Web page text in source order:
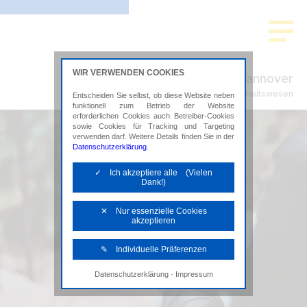
ADVISION Hannover
Steuerberatung im Gesundheitswesen
WIR VERWENDEN COOKIES
Entscheiden Sie selbst, ob diese Website neben
funktionell zum Betrieb der Website
erforderlichen Cookies auch Betreiber-Cookies
sowie Cookies für Tracking und Targeting
verwenden darf. Weitere Details finden Sie in der
Datenschutzerklärung
✓ Ich akzeptiere alle (Vielen
Dank!)
✕ Nur essenzielle Cookies
akzeptieren
✎ Individuelle Präferenzen
Notwendige Cookies
Diese Cookies sind erforderlich, um die
Datenschutzerklärung· Impressum